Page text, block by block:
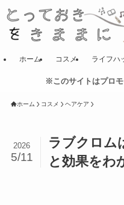
ホーム コスメ ライフハ
※このサイトはプロモ
ホーム コスメ ヘアケア
ラブクロム
と効果をわ
2026
5/11